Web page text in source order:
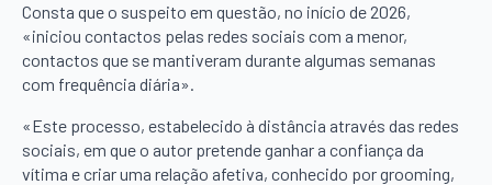
Consta que o suspeito em questão, no início de 2026,
«iniciou contactos pelas redes sociais com a menor,
contactos que se mantiveram durante algumas semanas
com frequência diária».
«Este processo, estabelecido à distância através das redes
sociais, em que o autor pretende ganhar a confiança da
vítima e criar uma relação afetiva, conhecido por grooming,